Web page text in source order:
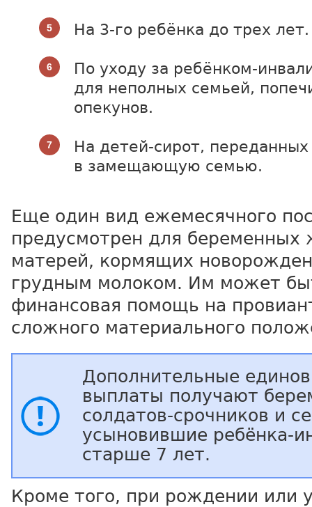
На 3-го ребёнка до трех лет.
По уходу за ребёнком-
для неполных семьей,
опекунов.
На детей-сирот, переданных
в замещающую семью.
Еще один вид ежемесячного
предусмотрен для
матерей, кормящих
грудным молоком. Им может
финансовая помощь на
сложного материального
Дополнительные
выплаты получают
солдатов-срочников и
усыновившие ребёнка-
старше 7 лет.
Кроме того, при рождении или